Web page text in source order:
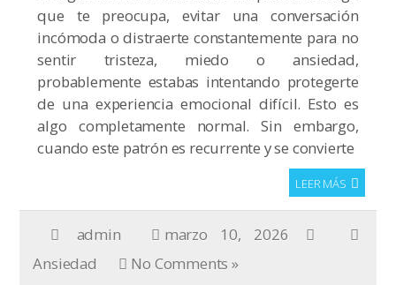
que te preocupa, evitar una conversación
incómoda o distraerte constantemente para no
sentir tristeza, miedo o ansiedad,
probablemente estabas intentando protegerte
de una experiencia emocional difícil. Esto es
algo completamente normal. Sin embargo,
cuando este patrón es recurrente y se convierte
LEER MÁS
admin
marzo 10, 2026
Ansiedad
No Comments »